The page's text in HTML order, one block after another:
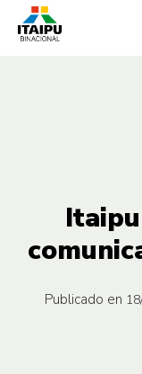
Publicado en